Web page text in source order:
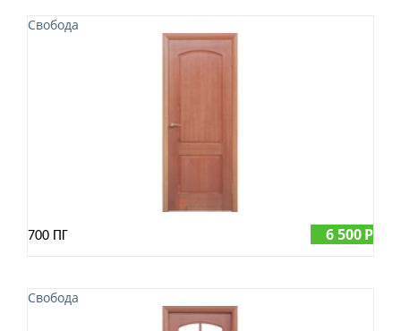
Свобода
700 ПГ 6 500Р
Свобода